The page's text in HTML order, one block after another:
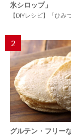
氷シロップ」
【DIYレシピ】「ひみ
2
グルテン・フリー